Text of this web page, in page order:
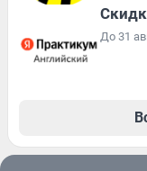
До 31